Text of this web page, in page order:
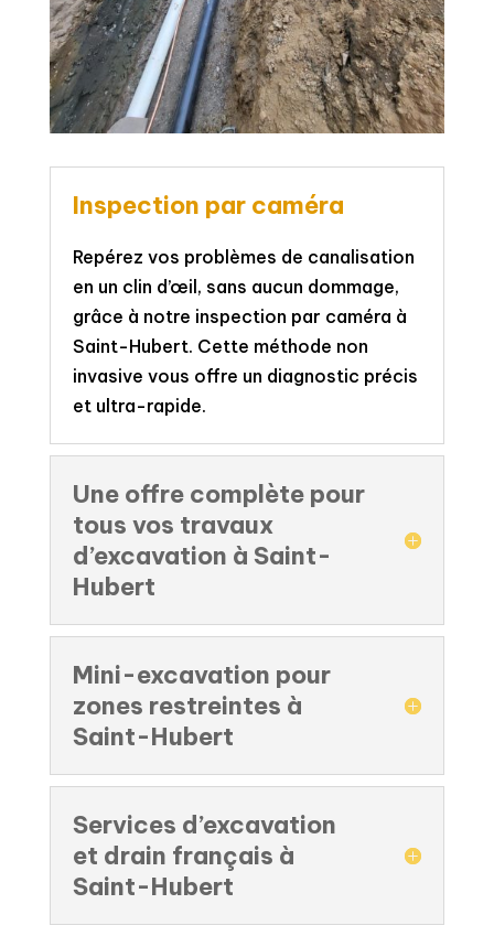
Inspection par caméra
Repérez vos problèmes de canalisation
en un clin d’œil, sans aucun dommage,
grâce à notre inspection par caméra à
Saint-Hubert. Cette méthode non
invasive vous offre un diagnostic précis
et ultra-rapide.
Une offre complète pour
tous vos travaux
d’excavation à Saint-
Hubert
Mini-excavation pour
zones restreintes à
Saint-Hubert
Services d’excavation
et drain français à
Saint-Hubert